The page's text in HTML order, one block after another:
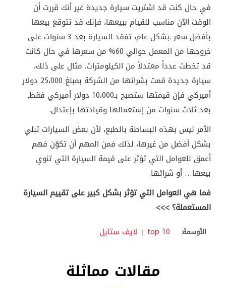
في حال كنت قد اشتريت سيارة جديدة غير أنك قررت أن
الوقت الآن مناسب للقيام ببيعها، فإنك قد تتوقع بيعها
بأفضل سعر.
بشكل عام، تفقد السيارة بعد 3 سنوات على
خروجها من المعمل حوالي 60% من سعرها في حال كانت
قد تخطت عدداً معتدلاً من الكيلومترات. مثال على ذلك،
سيارة جديدة قمت بشرائها من الشركة بمبلغ 25،000 دولار
أميركي فإن قيمتها ستصبح بـ10،000 دولار أميركي فقط,
بعد ثلاث سنوات من إستعمالها وقيادتها بإعتدال.
الأمر ليس بهذه البساطة بالطبع، لأن بعض السيارات تبلي
بشكل أفضل من غيرها، لذلك فمن المهم أن تكوّن فهم
أعمق للعوامل التي تؤثر على قيمة السيارة التي تنوي
بيعها… أو شرائها.
فما هي العوامل التي تؤثر بشكل كبير على تقييم السيارة
المستعملة؟ >>>
الأوسمة: top 10 لايف ستايل
مقالات مماثلة